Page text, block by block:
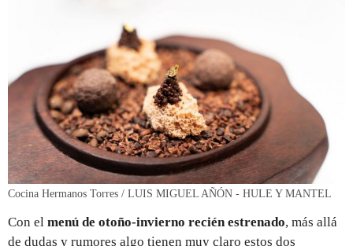
Cocina Hermanos Torres / LUIS MIGUEL AÑÓN - HULE Y MANTEL
Con el menú de otoño-invierno recién estrenado, más allá
de dudas y rumores algo tienen muy claro estos dos